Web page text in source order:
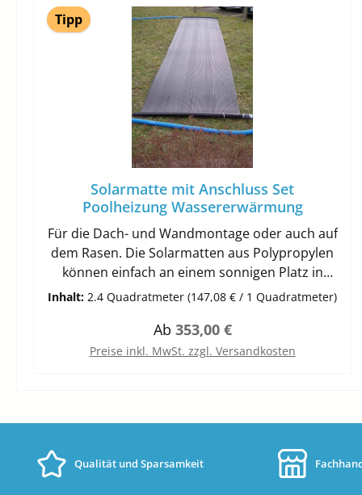
Skimmerkorb kann fest arretiert werden, um
ein Aufschwimmen zu verhindern. Zusätzlich
sind im Set auch noch 38mm
Verbindungsschläuche, eine passende 2 Zoll
Einlaufdüse und Montagematerial
enthalten.Lieferumfang1x Skimmer EBS 1000
mit 1 1/2 " Innengewinde1x Folienflansch und
Doppeldichtungen1x selbst schneidenden
Schrauben1x Abdeckblende1x Skim Vac1x
Skimmerkorb1x Skimmerklappe1x Einlaufdüse
2" mit Schlauchanschluss2x
Verbindungsschläuche NW 38 à 300cm1x
Montagezubehör
Tipp
Solarmatte mit Anschluss Set
Poolheizung Wassererwärmung
Für die Dach- und Wandmontage oder auch auf
dem Rasen. Die Solarmatten aus Polypropylen
können einfach an einem sonnigen Platz in
Beckennähe ausgerollt werden. Egal ob Dach,
Hilfe der Sonneneinstrahlung zuverlässig, Co2-
neutral und kostengünstig
aufheizen kann beginnen. Eine einzelne
Solarmatte bringt schon echte Wärme ins
Becken. Je größer die Solarmattenfläche ist, um
Inhalt: 2.4 Quadratmeter (147,08 € / 1 Quadratmeter)
Regulärer Preis:
Ab 353,00 €
Preise inkl. MwSt. zzgl. Versandkosten
Qualität und Sparsamkeit